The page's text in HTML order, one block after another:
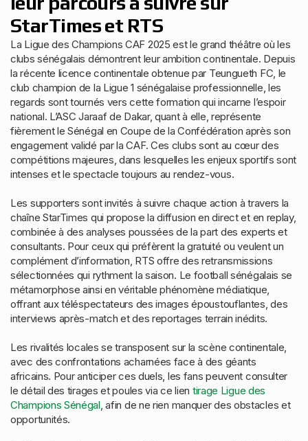
StarTimes et RTS
La Ligue des Champions CAF 2025 est le grand théâtre où les
clubs sénégalais démontrent leur ambition continentale. Depuis
la récente licence continentale obtenue par Teungueth FC, le
club champion de la Ligue 1 sénégalaise professionnelle, les
regards sont tournés vers cette formation qui incarne l’espoir
national. L’ASC Jaraaf de Dakar, quant à elle, représente
fièrement le Sénégal en Coupe de la Confédération après son
engagement validé par la CAF. Ces clubs sont au cœur des
compétitions majeures, dans lesquelles les enjeux sportifs sont
intenses et le spectacle toujours au rendez-vous.
Les supporters sont invités à suivre chaque action à travers la
chaîne StarTimes qui propose la diffusion en direct et en replay,
combinée à des analyses poussées de la part des experts et
consultants. Pour ceux qui préfèrent la gratuité ou veulent un
complément d’information, RTS offre des retransmissions
sélectionnées qui rythment la saison. Le football sénégalais se
métamorphose ainsi en véritable phénomène médiatique,
offrant aux téléspectateurs des images époustouflantes, des
interviews après-match et des reportages terrain inédits.
Les rivalités locales se transposent sur la scène continentale,
avec des confrontations acharnées face à des géants
africains. Pour anticiper ces duels, les fans peuvent consulter
le détail des tirages et poules via ce lien tirage Ligue des
Champions Sénégal, afin de ne rien manquer des obstacles et
opportunités.